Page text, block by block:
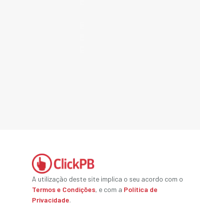
A utilização deste site implica o seu acordo com o
Termos e Condições, e com a Política de
Privacidade.